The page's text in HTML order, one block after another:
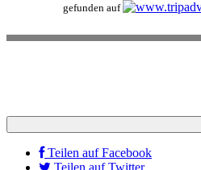
gefunden auf
Teilen auf Facebook
Teilen auf Twitter